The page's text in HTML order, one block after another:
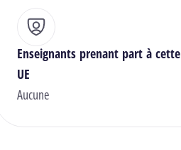
Enseignants prenant part à cette
UE
Aucune